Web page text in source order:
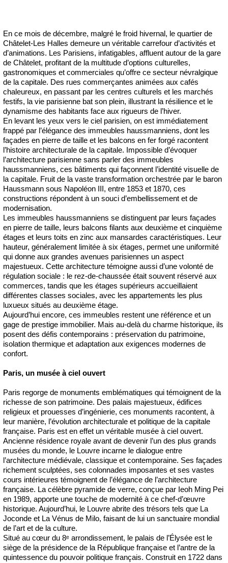
En ce mois de décembre, malgré le froid hivernal, le quartier de
Châtelet-Les Halles demeure un véritable carrefour d’activités et
d’animations. Les Parisiens, infatigables, affluent autour de la gare
de Châtelet, profitant de la multitude d’options culturelles,
gastronomiques et commerciales qu’offre ce secteur névralgique
de la capitale. Des rues commerçantes animées aux cafés
chaleureux, en passant par les centres culturels et les marchés
festifs, la vie parisienne bat son plein, illustrant la résilience et le
dynamisme des habitants face aux rigueurs de l’hiver.
En levant les yeux vers le ciel parisien, on est immédiatement
frappé par l’élégance des immeubles haussmanniens, dont les
façades en pierre de taille et les balcons en fer forgé racontent
l’histoire architecturale de la capitale. Impossible d’évoquer
l’architecture parisienne sans parler des immeubles
haussmanniens, ces bâtiments qui façonnent l’identité visuelle de
la capitale. Fruit de la vaste transformation orchestrée par le baron
Haussmann sous Napoléon III, entre 1853 et 1870, ces
constructions répondent à un souci d’embellissement et de
modernisation.
Les immeubles haussmanniens se distinguent par leurs façades
en pierre de taille, leurs balcons filants aux deuxième et cinquième
étages et leurs toits en zinc aux mansardes caractéristiques. Leur
hauteur, généralement limitée à six étages, permet une uniformité
qui donne aux grandes avenues parisiennes un aspect
majestueux. Cette architecture témoigne aussi d’une volonté de
régulation sociale : le rez-de-chaussée était souvent réservé aux
commerces, tandis que les étages supérieurs accueillaient
différentes classes sociales, avec les appartements les plus
luxueux situés au deuxième étage.
Aujourd’hui encore, ces immeubles restent une référence et un
gage de prestige immobilier. Mais au-delà du charme historique, ils
posent des défis contemporains : préservation du patrimoine,
isolation thermique et adaptation aux exigences modernes de
confort.
Paris, un musée à ciel ouvert
Paris regorge de monuments emblématiques qui témoignent de la
richesse de son patrimoine. Des palais majestueux, édifices
religieux et prouesses d’ingénierie, ces monuments racontent, à
leur manière, l’évolution architecturale et politique de la capitale
française. Paris est en effet un véritable musée à ciel ouvert.
Ancienne résidence royale avant de devenir l’un des plus grands
musées du monde, le Louvre incarne le dialogue entre
l’architecture médiévale, classique et contemporaine. Ses façades
richement sculptées, ses colonnades imposantes et ses vastes
cours intérieures témoignent de l’élégance de l’architecture
française. La célèbre pyramide de verre, conçue par Ieoh Ming Pei
en 1989, apporte une touche de modernité à ce chef-d’œuvre
historique. Aujourd’hui, le Louvre abrite des trésors tels que La
Joconde et La Vénus de Milo, faisant de lui un sanctuaire mondial
de l’art et de la culture.
Situé au cœur du 8ᵉ arrondissement, le palais de l’Élysée est le
siège de la présidence de la République française et l’antre de la
quintessence du pouvoir politique français. Construit en 1722 dans